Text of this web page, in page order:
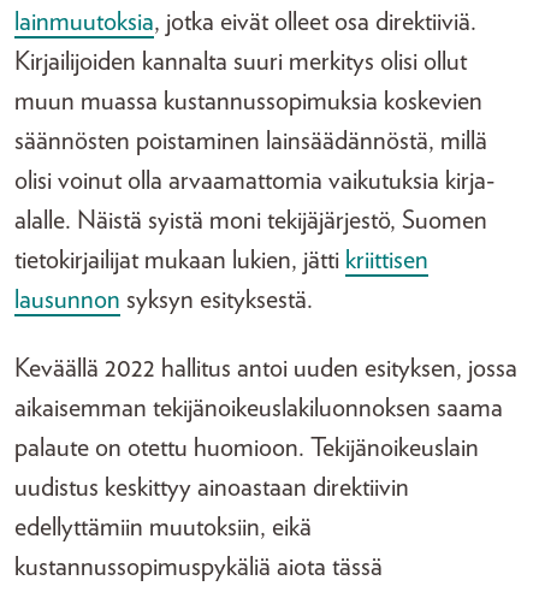
lainmuutoksia, jotka eivät olleet osa direktiiviä.
Kirjailijoiden kannalta suuri merkitys olisi ollut
muun muassa kustannussopimuksia koskevien
säännösten poistaminen lainsäädännöstä, millä
olisi voinut olla arvaamattomia vaikutuksia kirja-
alalle. Näistä syistä moni tekijäjärjestö, Suomen
tietokirjailijat mukaan lukien, jätti kriittisen
lausunnon syksyn esityksestä.
Keväällä 2022 hallitus antoi uuden esityksen, jossa
aikaisemman tekijänoikeuslakiluonnoksen saama
palaute on otettu huomioon. Tekijänoikeuslain
uudistus keskittyy ainoastaan direktiivin
edellyttämiin muutoksiin, eikä
kustannussopimuspykäliä aiota tässä